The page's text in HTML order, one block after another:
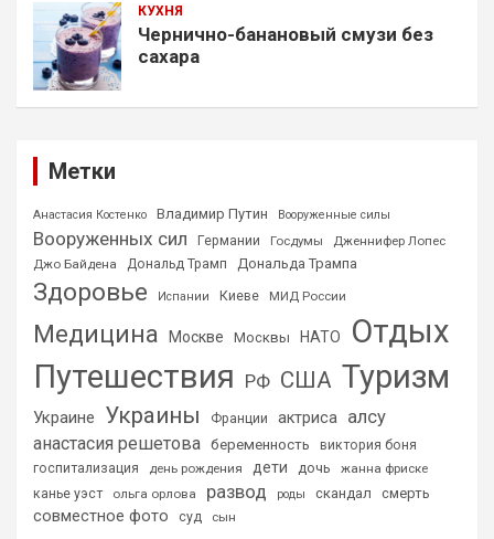
КУХНЯ
Чернично-банановый смузи без
сахара
Метки
Анастасия Костенко Владимир Путин Вооруженные силы
Вооруженных сил Германии Госдумы
Дженнифер Лопес
Джо Байдена
Дональд Трамп Дональда Трампа
Здоровье Испании Киеве МИД России
Медицина Москве Москвы НАТО
Отдых
Путешествия РФ США Туризм
Украине Украины Франции актриса алсу
анастасия решетова беременность
виктория боня
госпитализация
день рождения дети дочь
жанна фриске
канье уэст
ольга орлова развод роды скандал смерть
совместное фото суд сын